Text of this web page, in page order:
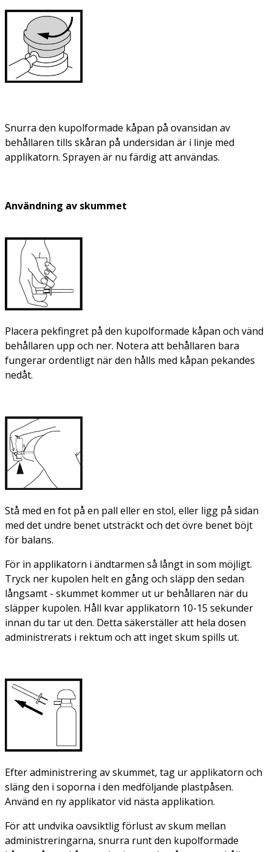
Snurra den kupolformade kåpan på ovansidan av
behållaren tills skåran på undersidan är i linje med
applikatorn. Sprayen är nu färdig att användas.
Användning av skummet
Placera pekfingret på den kupolformade kåpan och vänd
behållaren upp och ner. Notera att behållaren bara
fungerar ordentligt när den hålls med kåpan pekandes
nedåt.
Stå med en fot på en pall eller en stol, eller ligg på sidan
med det undre benet utsträckt och det övre benet böjt
för balans.
För in applikatorn i ändtarmen så långt in som möjligt.
Tryck ner kupolen helt en gång och släpp den sedan
långsamt - skummet kommer ut ur behållaren när du
släpper kupolen. Håll kvar applikatorn 10-15 sekunder
innan du tar ut den. Detta säkerställer att hela dosen
administrerats i rektum och att inget skum spills ut.
Efter administrering av skummet, tag ur applikatorn och
släng den i soporna i den medföljande plastpåsen.
Använd en ny applikator vid nästa applikation.
För att undvika oavsiktlig förlust av skum mellan
administreringarna, snurra runt den kupolformade